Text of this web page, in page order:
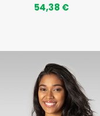
54,38 €